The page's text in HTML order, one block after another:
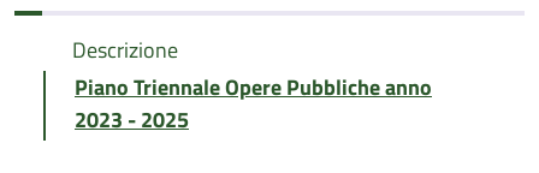
Descrizione
Piano Triennale Opere Pubbliche anno
2023 - 2025